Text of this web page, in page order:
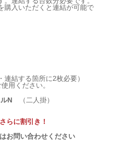
購入いただくと連結が可能で
結する箇所に2枚必要）
用ください。
N （二人掛）
さらに割引き！
お問い合わせください